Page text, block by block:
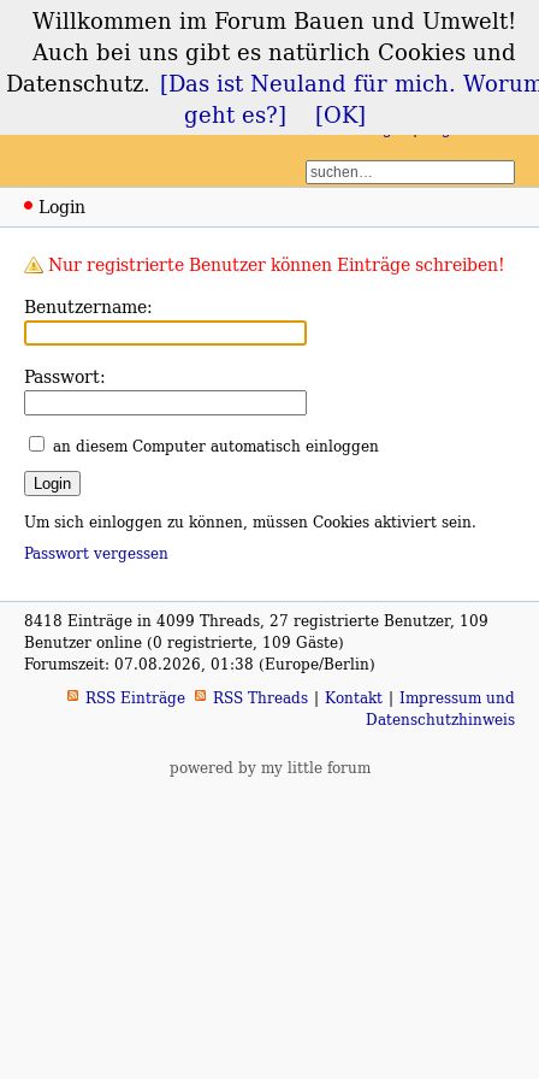
Forum Bauen und
Umwelt
Login
Nur registrierte Benutzer können Einträge schreiben!
Benutzername:
Passwort:
an diesem Computer automatisch einloggen
Um sich einloggen zu können, müssen Cookies aktiviert sein.
Passwort vergessen
8418 Einträge in 4099 Threads, 27 registrierte Benutzer, 109
Benutzer online (0 registrierte, 109 Gäste)
Forumszeit: 07.08.2026, 01:38 (Europe/Berlin)
RSS Einträge
RSS Threads Kontakt
Impressum und
Datenschutzhinweis
powered by my little forum
Willkommen im Forum Bauen und Umwelt!
Auch bei uns gibt es natürlich Cookies und
Datenschutz. [Das ist Neuland für mich.
geht es?]
[OK]